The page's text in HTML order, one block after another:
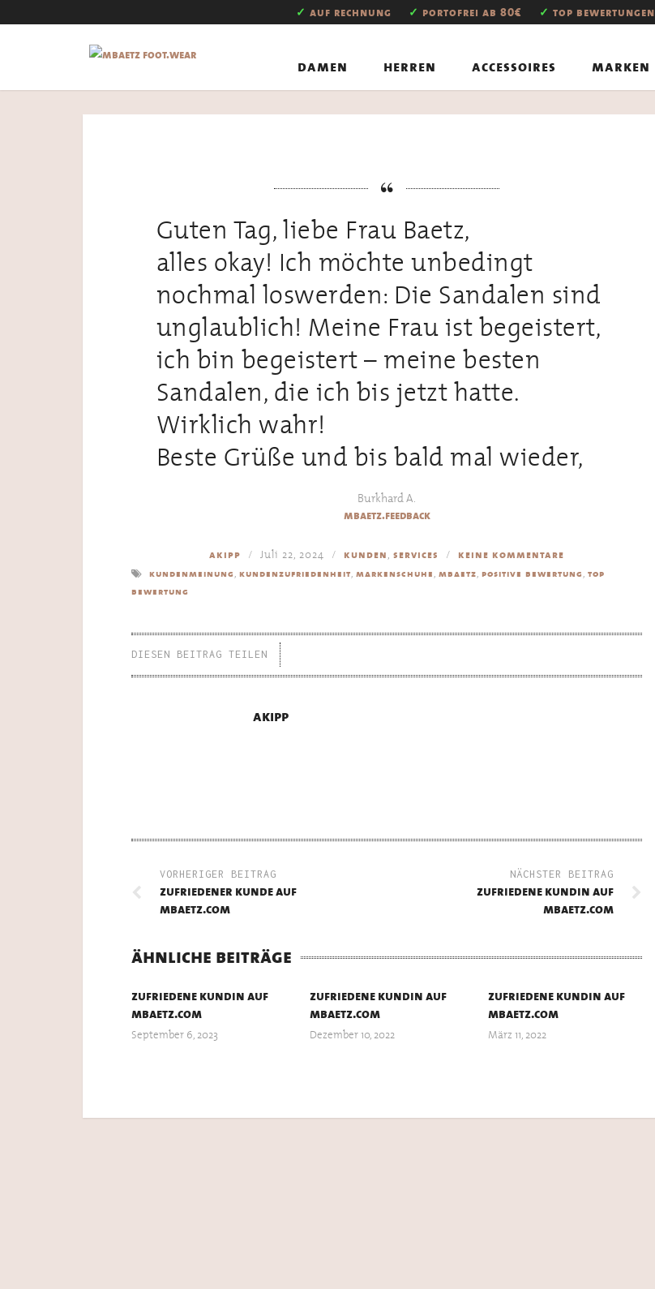
✓ auf rechnung ✓ portofrei ab 80€ ✓ top bewertungen
damen herren accessoires marken
Guten Tag, liebe Frau Baetz,
alles okay! Ich möchte unbedingt
nochmal loswerden: Die Sandalen sind
unglaublich! Meine Frau ist begeistert,
ich bin begeistert – meine besten
Sandalen, die ich bis jetzt hatte.
Wirklich wahr!
Beste Grüße und bis bald mal wieder,
Burkhard A.
mbaetz.feedback
akipp Juli 22, 2024 kunden, services keine kommentare
kundenmeinung , kundenzufriedenheit, markenschuhe , mbaetz, positive bewertung , top
bewertung
DIESEN BEITRAG TEILEN
akipp
VORHERIGER BEITRAG
zufriedener kunde auf
mbaetz.com
NÄCHSTER BEITRAG
zufriedene kundin auf
mbaetz.com
ähnliche beiträge
zufriedene kundin auf
mbaetz.com
September 6, 2023
zufriedene kundin auf
mbaetz.com
Dezember 10, 2022
zufriedene kundin auf
mbaetz.com
März 11, 2022